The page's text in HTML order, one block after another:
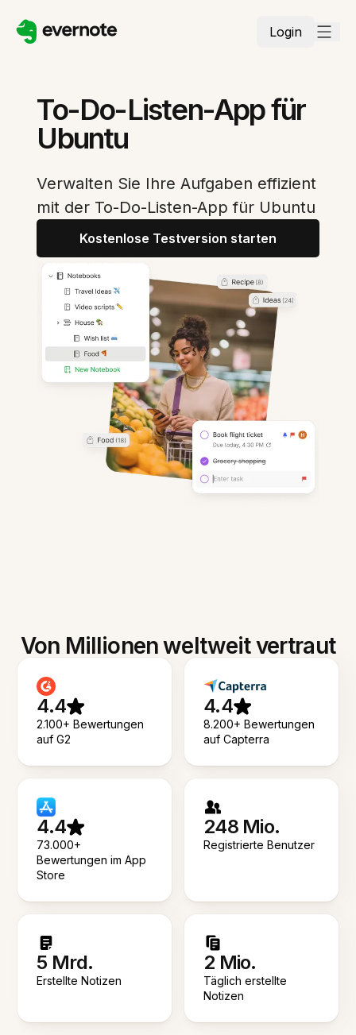
Login
To-Do-Listen-App für
Ubuntu
Verwalten Sie Ihre Aufgaben effizient
mit der To-Do-Listen-App für Ubuntu
Kostenlose Testversion starten
Von Millionen weltweit vertraut
4.4
2.100+ Bewertungen
auf G2
4.4
8.200+ Bewertungen
auf Capterra
4.4
73.000+
Bewertungen im App
Store
248 Mio.
Registrierte Benutzer
5 Mrd.
Erstellte Notizen
2 Mio.
Täglich erstellte
Notizen